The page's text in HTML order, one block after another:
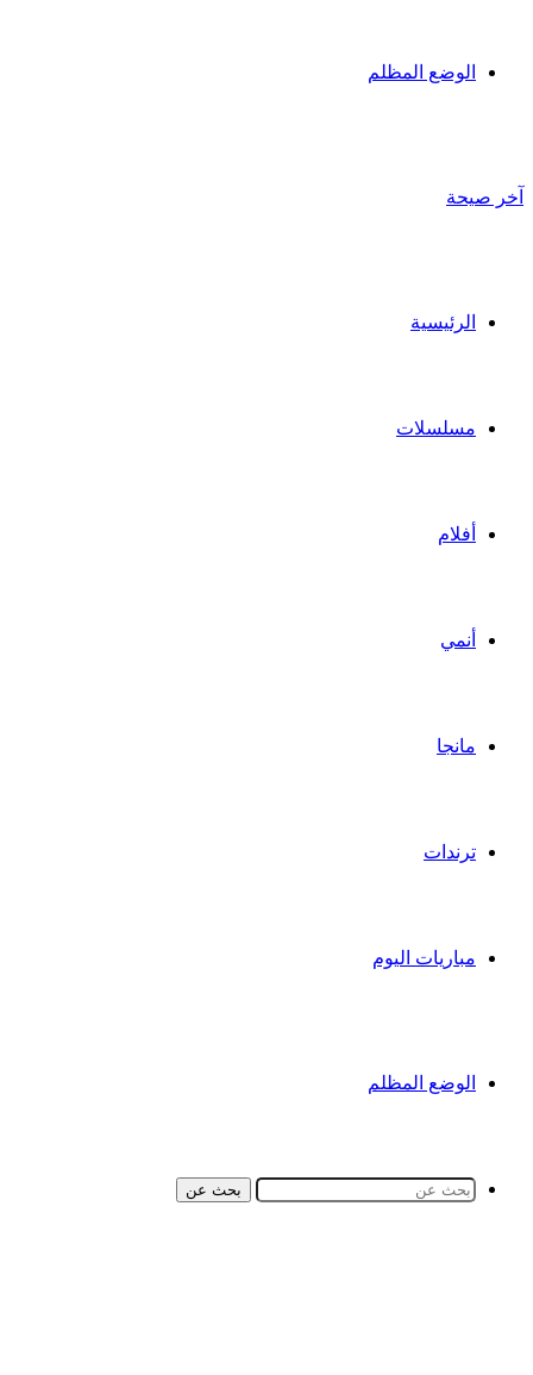
الوضع المظلم
آخر صيحة
الرئيسية
مسلسلات
أفلام
أنمي
مانجا
ترندات
مباريات اليوم
الوضع المظلم
بحث عن